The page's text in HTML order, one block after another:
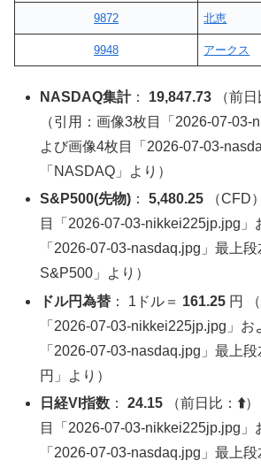
9872 北恵
9948 アークス
NASDAQ集計： 19,847.73 （前
（引用：画像3枚目「2026-07-03-
よび画像4枚目「2026-07-03-
「NASDAQ」より）
S&P500(先物) ：5,480.25 （CFD
目「2026-07-03-nikkei225jp.jpg」
「2026-07-03-nasdaq.jpg」最上
S&P500」より）
ドル円為替 ： 1ドル＝ 161.25 円
「2026-07-03-nikkei225jp.jpg」お
「2026-07-03-nasdaq.jpg」最上
円」より）
日経VI指数 ：24.15 （前日比： ⬆️
目「2026-07-03-nikkei225jp.jpg」
「2026-07-03-nasdaq.jpg」最上